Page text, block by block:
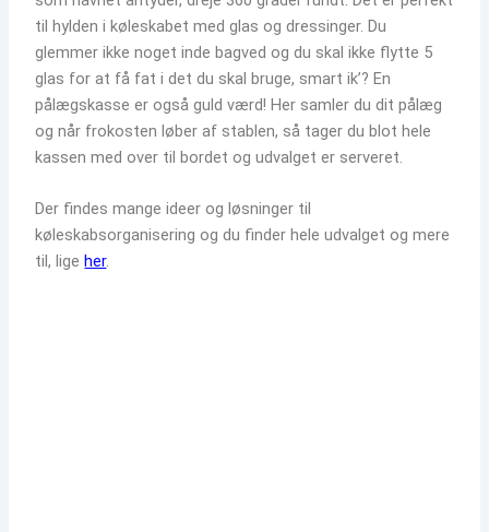
til hylden i køleskabet med glas og dressinger. Du
glemmer ikke noget inde bagved og du skal ikke flytte 5
glas for at få fat i det du skal bruge, smart ik’? En
pålægskasse er også guld værd! Her samler du dit pålæg
og når frokosten løber af stablen, så tager du blot hele
kassen med over til bordet og udvalget er serveret.
Der findes mange ideer og løsninger til
køleskabsorganisering og du finder hele udvalget og mere
til, lige her.